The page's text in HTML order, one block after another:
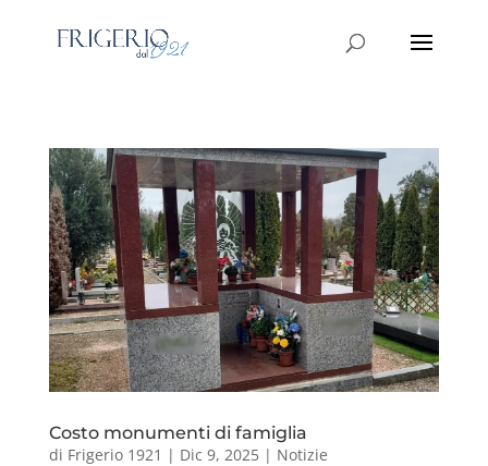
Costo monumenti di famiglia
di Frigerio 1921 | Dic 9, 2025| Notizie